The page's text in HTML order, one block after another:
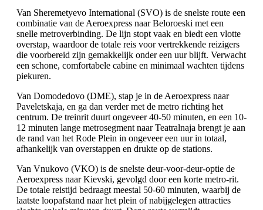
Van Sheremetyevo International (SVO) is de snelste route een
combinatie van de Aeroexpress naar Beloroeski met een
snelle metroverbinding. De lijn stopt vaak en biedt een vlotte
overstap, waardoor de totale reis voor vertrekkende reizigers
die voorbereid zijn gemakkelijk onder een uur blijft. Verwacht
een schone, comfortabele cabine en minimaal wachten tijdens
piekuren.
Van Domodedovo (DME), stap je in de Aeroexpress naar
Paveletskaja, en ga dan verder met de metro richting het
centrum. De treinrit duurt ongeveer 40-50 minuten, en een 10-
12 minuten lange metrosegment naar Teatralnaja brengt je aan
de rand van het Rode Plein in ongeveer een uur in totaal,
afhankelijk van overstappen en drukte op de stations.
Van Vnukovo (VKO) is de snelste deur-voor-deur-optie de
Aeroexpress naar Kievski, gevolgd door een korte metro-rit.
De totale reistijd bedraagt meestal 50-60 minuten, waarbij de
laatste loopafstand naar het plein of nabijgelegen attracties